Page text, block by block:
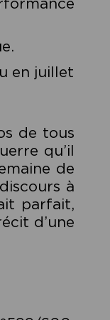
en juillet
de tous
qu’il
de
à
parfait,
d’une